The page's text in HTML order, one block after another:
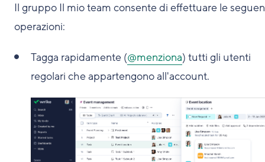
Il gruppo Il mio team consente di effettuare le
operazioni:
Tagga rapidamente (@menziona) tutti gli utenti
regolari che appartengono all'account.